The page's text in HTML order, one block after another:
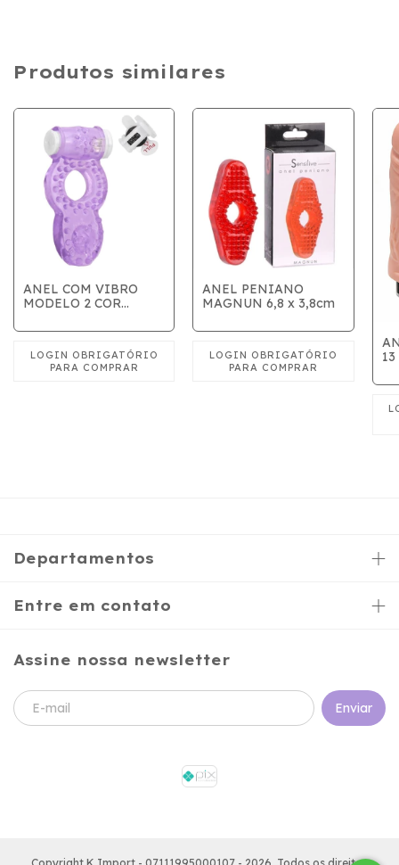
Produtos similares
ANEL COM VIBRO
MODELO 2 COR
ANEL PENIANO
MAGNUN 6,8 x 3,8cm
Departamentos
Entre em contato
Assine nossa newsletter